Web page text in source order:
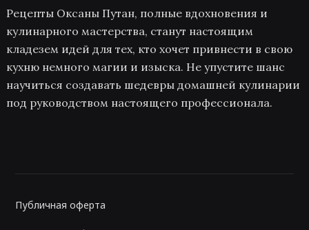
Рецепты Оксаны Путан, полные вдохновения и
кулинарного мастерства, станут настоящим
кладезем идей для тех, кто хочет привнести в свою
кухню немного магии и изыска. Не упустите шанс
научиться создавать шедевры домашней кулинарии
под руководством настоящего профессионала.
Публичная оферта